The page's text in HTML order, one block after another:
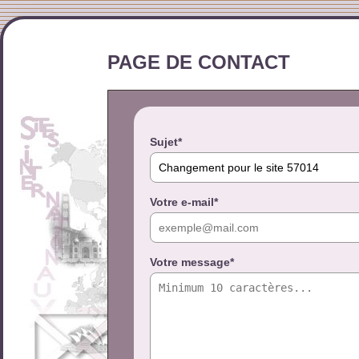
PAGE DE CONTACT
Sujet*
Votre e-mail*
Votre message*